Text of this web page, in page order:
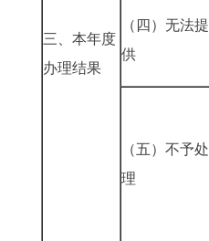
三、本年度
办理结果
（四）无法提
供
（五）不予处
理